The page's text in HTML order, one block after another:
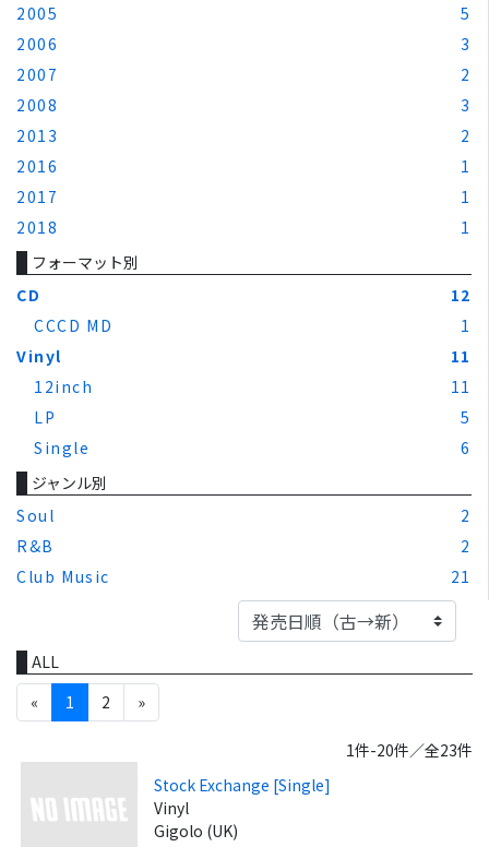
2005
5
2006
3
2007
2
2008
3
2013
2
2016
1
2017
1
2018
1
フォーマット別
CD
12
CCCD MD
1
Vinyl
11
12inch
11
LP
5
Single
6
ジャンル別
Soul
2
R&B
2
Club Music
21
ALL
«
1 2 »
1件-20件／全23件
Stock Exchange [Single]
Vinyl
Gigolo (UK)